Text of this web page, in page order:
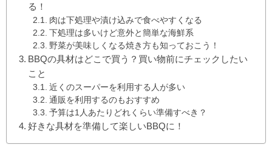
る！
肉は下処理や漬け込みで食べやすくなる
下処理は多いけど意外と簡単な海鮮系
野菜が美味しくなる焼き方も知っておこう！
BBQの具材はどこで買う？買い物前にチェックしたい
こと
近くのスーパーを利用する人が多い
通販を利用するのもおすすめ
予算は1人あたりどれくらい準備すべき？
好きな具材を準備して楽しいBBQに！